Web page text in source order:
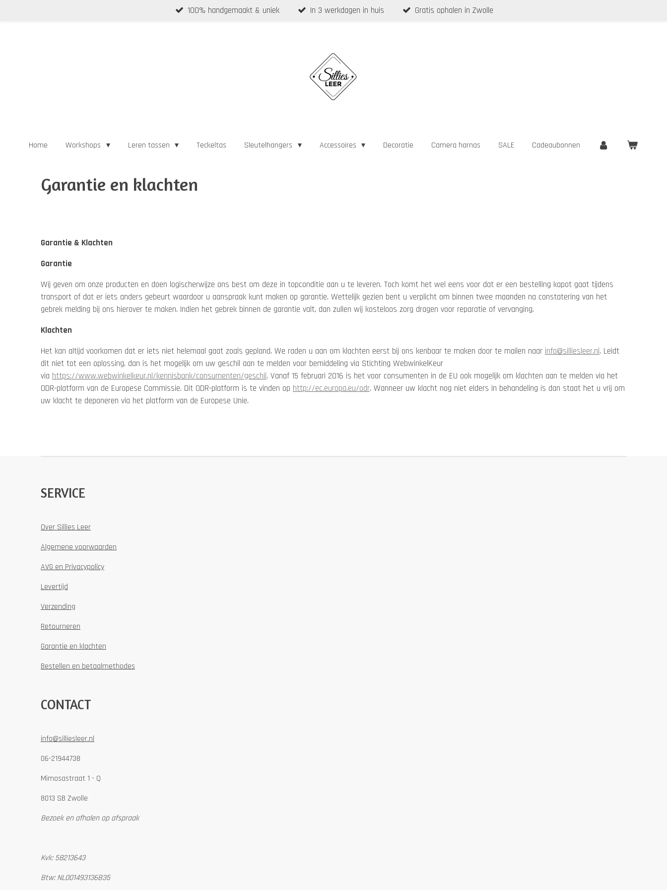
100% handgemaakt & uniek In 3 werkdagen in huis Gratis ophalen in Zwolle
Home Workshops Leren tassen Teckeltas Sleutelhangers Accessoires Decoratie Camera harnas SALE Cadeaubonnen
Garantie en klachten
Garantie & Klachten
Garantie
Wij geven om onze producten en doen logischerwijze ons best om deze in topconditie aan u te leveren. Toch komt het wel eens voor dat er een bestelling kapot gaat tijdens
transport of dat er iets anders gebeurt waardoor u aanspraak kunt maken op garantie. Wettelijk gezien bent u verplicht om binnen twee maanden na constatering van het
gebrek melding bij ons hierover te maken. Indien het gebrek binnen de garantie valt, dan zullen wij kosteloos zorg dragen voor reparatie of vervanging.
Klachten
Het kan altijd voorkomen dat er iets niet helemaal gaat zoals gepland. We raden u aan om klachten eerst bij ons kenbaar te maken door te mailen naar info@silliesleer.nl. Leidt
dit niet tot een oplossing, dan is het mogelijk om uw geschil aan te melden voor bemiddeling via Stichting WebwinkelKeur
via https://www.webwinkelkeur.nl/kennisbank/consumenten/geschil. Vanaf 15 februari 2016 is het voor consumenten in de EU ook mogelijk om klachten aan te melden via het
ODR-platform van de Europese Commissie. Dit ODR-platform is te vinden op http://ec.europa.eu/odr. Wanneer uw klacht nog niet elders in behandeling is dan staat het u vrij om
uw klacht te deponeren via het platform van de Europese Unie.
SERVICE
Over Sillies Leer
Algemene voorwaarden
AVG en Privacypolicy
Levertijd
Verzending
Retourneren
Garantie en klachten
Bestellen en betaalmethodes
CONTACT
info@silliesleer.nl
06-21944738
Mimosastraat 1 - Q
8013 SB Zwolle
Bezoek en afhalen op afspraak
Kvk: 58213643
Btw: NL001493136B35